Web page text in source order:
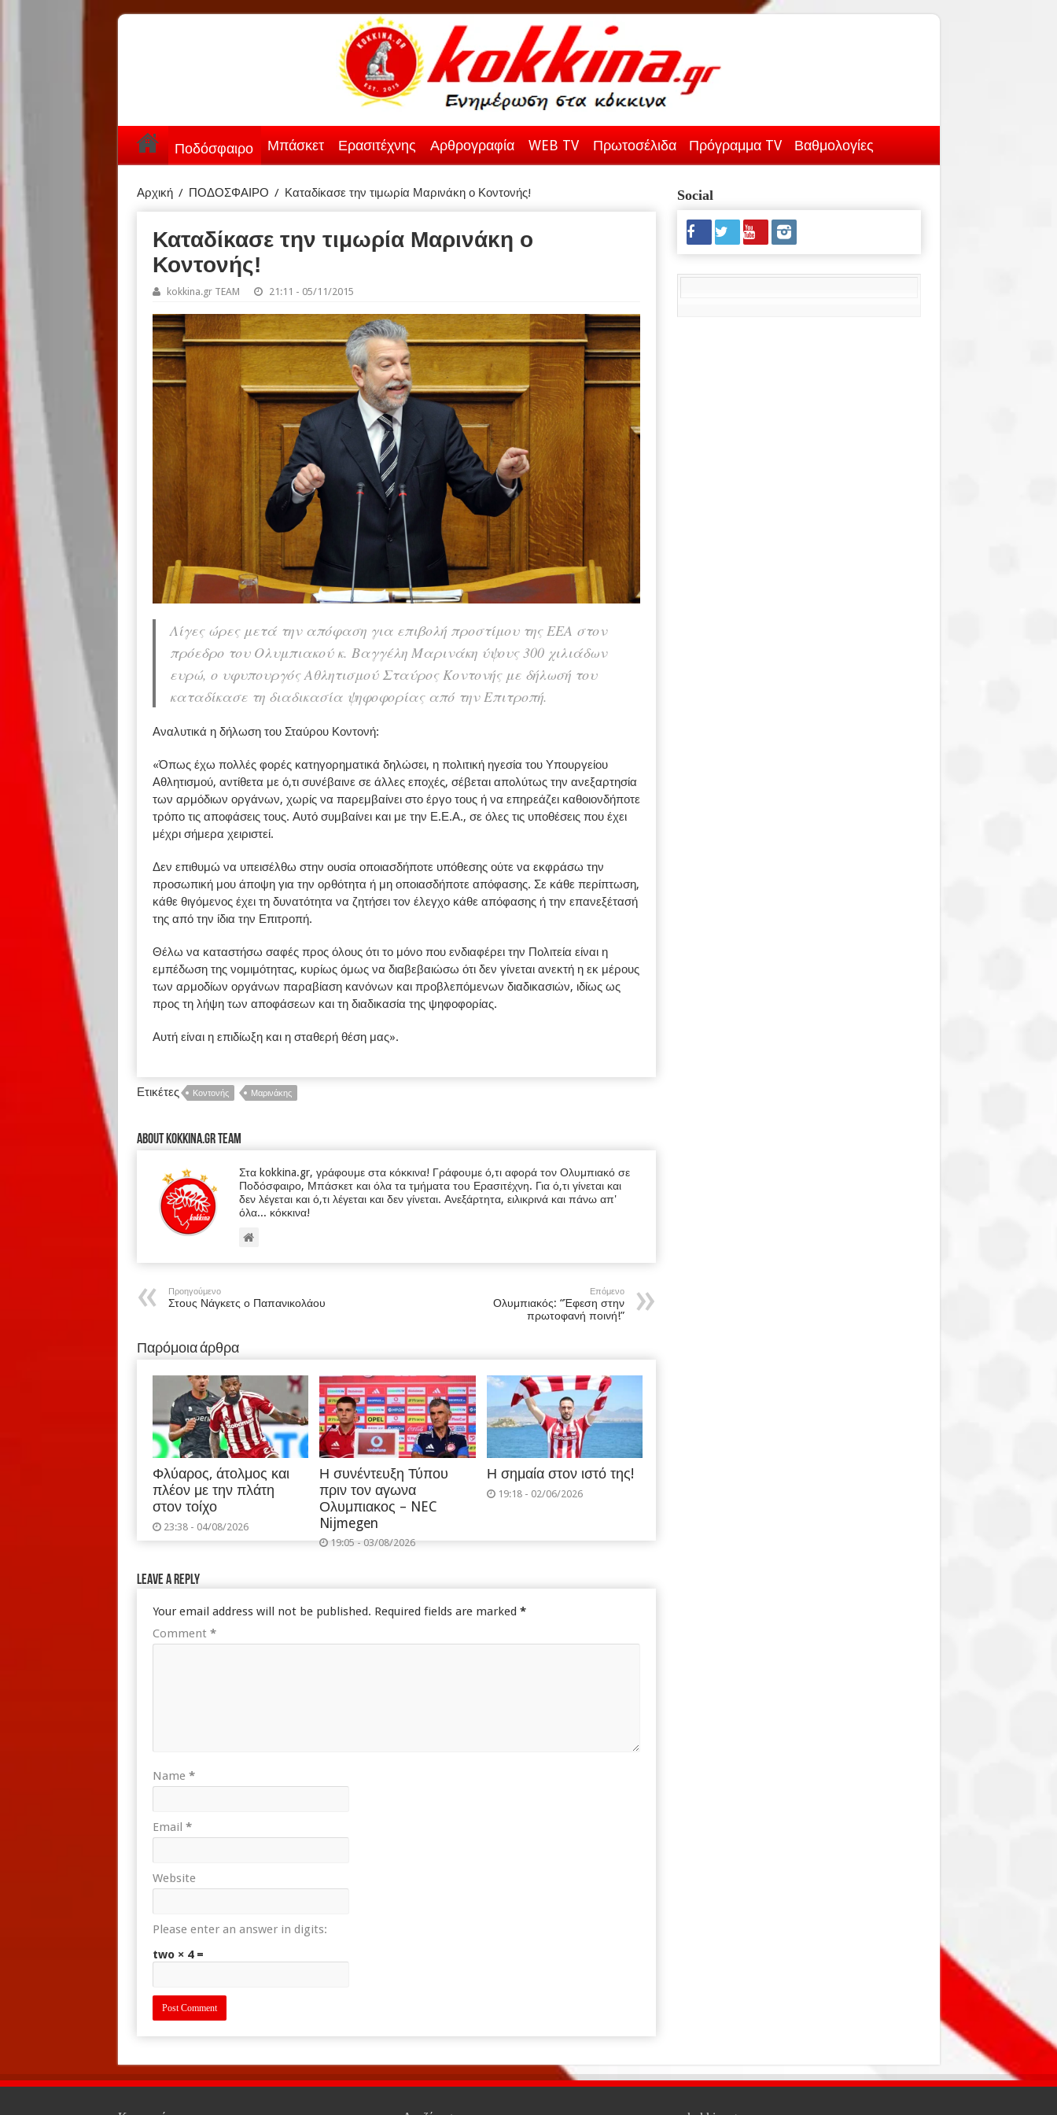
Ποδόσφαιρο Μπάσκετ Ερασιτέχνης Αρθρογραφία WEB TV Πρωτοσέλιδα Πρόγραμμα TV Βαθμολογίες
Αρχική / ΠΟΔΟΣΦΑΙΡΟ / Καταδίκασε την τιμωρία Μαρινάκη ο Κοντονής!
Καταδίκασε την τιμωρία Μαρινάκη ο
Κοντονής!
kokkina.gr TEAM 21:11 - 05/11/2015
Λίγες ώρες μετά την απόφαση για επιβολή προστίμου της ΕΕΑ στον
πρόεδρο του Ολυμπιακού κ. Βαγγέλη Μαρινάκη ύψους 300 χιλιάδων
ευρώ, ο υφυπουργός Αθλητισμού Σταύρος Κοντονής με δήλωσή του
καταδίκασε τη διαδικασία ψηφοφορίας από την Επιτροπή.
Αναλυτικά η δήλωση του Σταύρου Κοντονή:
«Όπως έχω πολλές φορές κατηγορηματικά δηλώσει, η πολιτική ηγεσία του Υπουργείου
Αθλητισμού, αντίθετα με ό,τι συνέβαινε σε άλλες εποχές, σέβεται απολύτως την ανεξαρτησία
των αρμόδιων οργάνων, χωρίς να παρεμβαίνει στο έργο τους ή να επηρεάζει καθοιονδήποτε
τρόπο τις αποφάσεις τους. Αυτό συμβαίνει και με την Ε.Ε.Α., σε όλες τις υποθέσεις που έχει
μέχρι σήμερα χειριστεί.
Δεν επιθυμώ να υπεισέλθω στην ουσία οποιασδήποτε υπόθεσης ούτε να εκφράσω την
προσωπική μου άποψη για την ορθότητα ή μη οποιασδήποτε απόφασης. Σε κάθε περίπτωση,
κάθε θιγόμενος έχει τη δυνατότητα να ζητήσει τον έλεγχο κάθε απόφασης ή την επανεξέτασή
της από την ίδια την Επιτροπή.
Θέλω να καταστήσω σαφές προς όλους ότι το μόνο που ενδιαφέρει την Πολιτεία είναι η
εμπέδωση της νομιμότητας, κυρίως όμως να διαβεβαιώσω ότι δεν γίνεται ανεκτή η εκ μέρους
των αρμοδίων οργάνων παραβίαση κανόνων και προβλεπόμενων διαδικασιών, ιδίως ως
προς τη λήψη των αποφάσεων και τη διαδικασία της ψηφοφορίας.
Αυτή είναι η επιδίωξη και η σταθερή θέση μας».
Ετικέτες Κοντονής Μαρινάκης
About kokkina.gr TEAM
Στα kokkina.gr, γράφουμε στα κόκκινα! Γράφουμε ό,τι αφορά τον Ολυμπιακό σε
Ποδόσφαιρο, Μπάσκετ και όλα τα τμήματα του Ερασιτέχνη. Για ό,τι γίνεται και
δεν λέγεται και ό,τι λέγεται και δεν γίνεται. Ανεξάρτητα, ειλικρινά και πάνω απ'
όλα... κόκκινα!
Προηγούμενο
Στους Νάγκετς ο Παπανικολάου
Επόμενο
Ολυμπιακός: “Έφεση στην
πρωτοφανή ποινή!”
Παρόμοια άρθρα
Φλύαρος, άτολμος και
πλέον με την πλάτη
στον τοίχο
23:38 - 04/08/2026
Η συνέντευξη Τύπου
πριν τον αγωνα
Ολυμπιακος – NEC
Nijmegen
19:05 - 03/08/2026
Η σημαία στον ιστό της!
19:18 - 02/06/2026
Leave a Reply
Your email address will not be published. Required fields are marked *
Comment *
Name *
Email *
Website
Please enter an answer in digits:
two × 4 =
Social